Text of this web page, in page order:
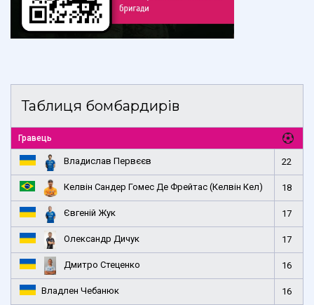
Таблиця бомбардирів
Гравець
Владислав Первєєв 22
Келвін Сандер Гомес Де Фрейтас (Келвін Кел) 18
Євгеній Жук 17
Олександр Дичук 17
Дмитро Стеценко 16
Владлен Чебанюк 16